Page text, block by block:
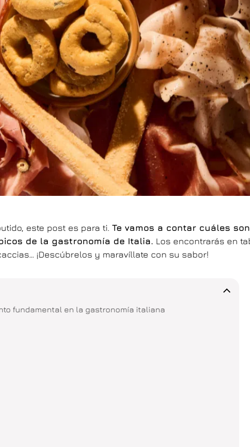
este post es para ti. Te vamos a contar cuáles son
de la gastronomía de Italia. Los encontrarás en
¡Descúbrelos y maravíllate con su sabor!
fundamental en la gastronomía italiana